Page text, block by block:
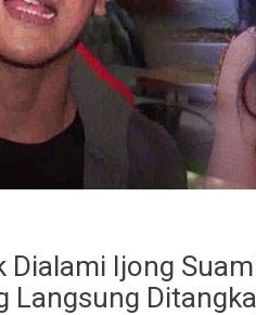
Dialami Ijong
Langsung